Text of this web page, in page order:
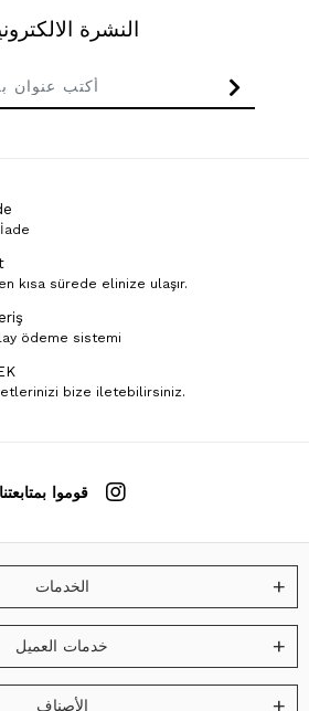
النشرة
kısa sürede elinize ulaşır.
ödeme sistemi
bize iletebilirsiniz.
قوموا بمتابعتنا
الخدمات
خدمات العميل
الأصناف